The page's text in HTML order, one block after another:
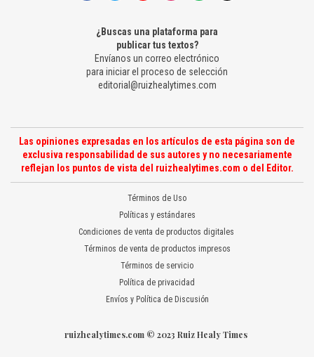
¿Buscas una plataforma para
publicar tus textos?
Envíanos un correo electrónico
para iniciar el proceso de selección
editorial@ruizhealytimes.com
Las opiniones expresadas en los artículos de esta página son de
exclusiva responsabilidad de sus autores y no necesariamente
reflejan los puntos de vista del ruizhealytimes.com o del Editor.
Términos de Uso
Políticas y estándares
Condiciones de venta de productos digitales
Términos de venta de productos impresos
Términos de servicio
Política de privacidad
Envíos y Política de Discusión
ruizhealytimes.com © 2023 Ruiz Healy Times